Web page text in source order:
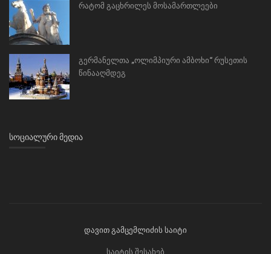
რატომ გაცხრილეს მოსამართლეები
გერმანელთა „ოლიმპიური ამბოხი“ რუსეთის
წინააღმდეგ
ᲡᲝᲪᲘᲐᲚᲣᲠᲘ ᲛᲔᲓᲘᲐ
დავით გამცემლიძის საიტი
საიტის შესახებ